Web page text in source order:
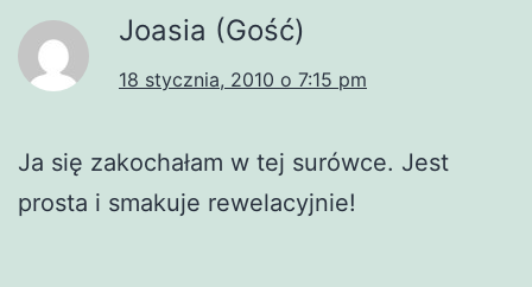
Joasia (Gość)
18 stycznia, 2010 o 7:15 pm
Ja się zakochałam w tej surówce. Jest
prosta i smakuje rewelacyjnie!